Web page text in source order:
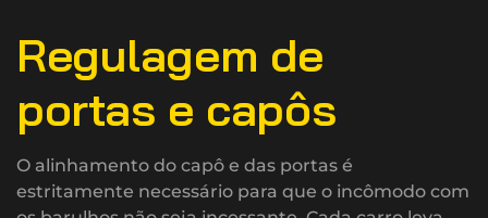
Regulagem de
portas e capôs
O alinhamento do capô e das portas é
estritamente necessário para que o incômodo com